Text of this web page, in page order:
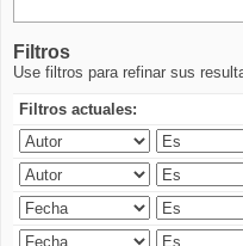
Filtros
Use filtros para refinar sus
Filtros actuales: